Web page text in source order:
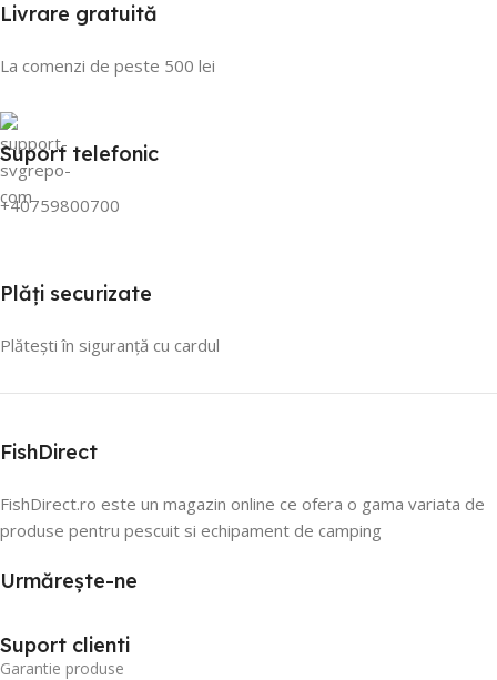
Livrare gratuită
La comenzi de peste 500 lei
Suport telefonic
+40759800700
Plăți securizate
Plătești în siguranță cu cardul
FishDirect
FishDirect.ro este un magazin online ce ofera o gama variata de
produse pentru pescuit si echipament de camping
Urmărește-ne
Suport clienti
Garantie produse